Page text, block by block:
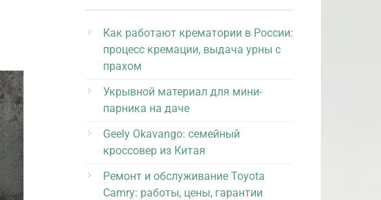
Как работают крематории в России:
процесс кремации, выдача урны с
прахом
Укрывной материал для мини-
парника на даче
Geely Okavango: семейный
кроссовер из Китая
Ремонт и обслуживание Toyota
Camry: работы, цены, гарантии